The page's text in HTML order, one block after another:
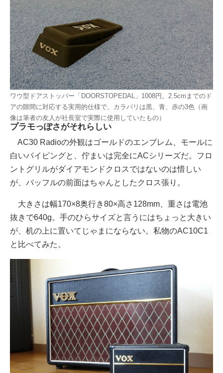
ワウ型ドアストッパー「DOORSTOPEDAL」1008円。2.5cmまでのド
アの隙間に対応する実用的仕様で、カラバリは黒、青、赤の3色（画
像は筆者の友人が社長室で実際に使用していたもの）
プラモっぽさがそれらしい
AC30 Radioの外観はゴールドのエンブレム、モールに
白いパイピングと、佇まいは完全にACシリーズだ。フロ
ントグリルがダイアモンドクロスではないのは惜しい
が、バッフルの前面はちゃんとしたクロス張り。
大きさは幅170×8奥行き80×高さ128mm、重さは電池
抜きで640g。手のひらサイズと言うにはちょっと大きい
が、机の上に置いてじゃまにならない。私物のAC10C1
と比べてみた。